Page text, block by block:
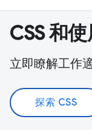
CSS 和
立即瞭解工作
探索 CSS